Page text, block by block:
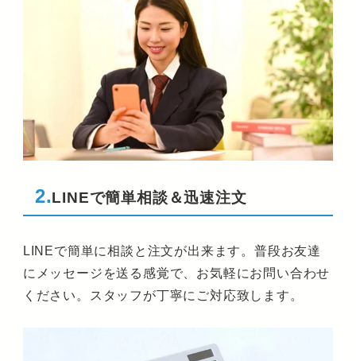
2.LINEで簡単相談＆迅速注文
LINEで簡単に相談と注文が出来ます。普段お友達
にメッセージを送る感覚で、お気軽にお問い合わせ
ください。スタッフが丁寧にご対応致します。